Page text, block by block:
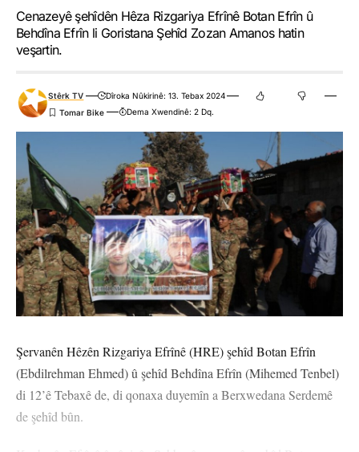
Cenazeyê şehîdên Hêza Rizgariya Efrînê Botan Efrîn û
Behdîna Efrîn li Goristana Şehîd Zozan Amanos hatin
veşartin.
Stêrk TV
Dîroka Nûkirinê: 13. Tebax 2024
Dema Xwendinê: 2 Dq.
Şervanên Hêzên Rizgariya Efrînê (HRE) şehîd Botan Efrîn
(Ebdilrehman Ehmed) û şehîd Behdîna Efrîn (Mihemed Tenbel)
di 12’ê Tebaxê de, di qonaxa duyemîn a Berxwedana Serdemê
de şehîd bûn.